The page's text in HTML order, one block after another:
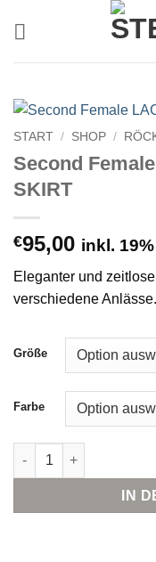
START / SHOP /
Second
SKIRT
€95,00 inkl.
Eleganter und
verschiedene Anlässe.
Größe
Farbe
Second Female LACIA
IN